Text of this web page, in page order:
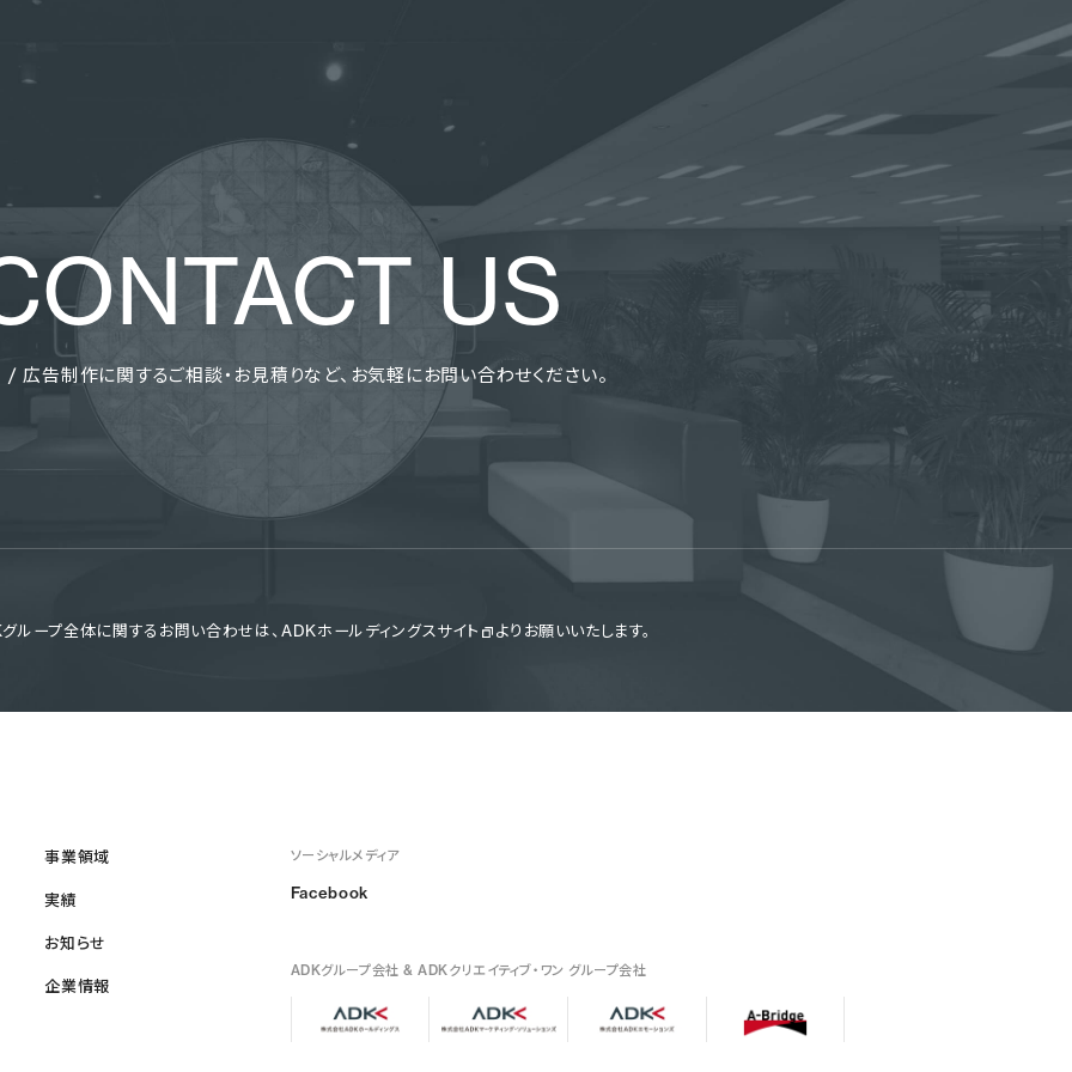
US
/ 広告制作に関するご相談・お見積りなど、 お気軽にお問い合わせください。
グループ全体に関するお問い合わせは、ADKホールディングスサイト よりお願いいたします。
事業領域
実績
お知らせ
企業情報
ソーシャルメディア
Facebook
ADKグループ会社 & ADKクリエイティブ・ワン グループ会社